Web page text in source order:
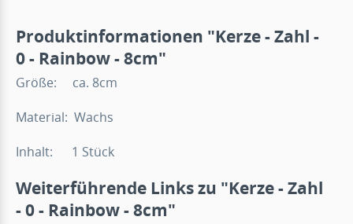
Produktinformationen "Kerze - Zahl -
0 - Rainbow - 8cm"
Größe: ca. 8cm
Material: Wachs
Inhalt: 1 Stück
Weiterführende Links zu "Kerze - Zahl
- 0 - Rainbow - 8cm"